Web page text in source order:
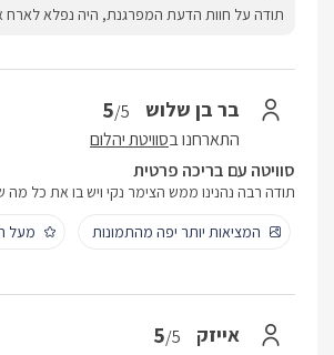
תודה על חוות הדעת המפרגנת, היה נפלא לארח
בר בן שלוש 5/5
התארחנו בסוויטת יהלום
סוויטה עם בריכה פרטית
תודה רבה נהנינו ממש הצימר נקי ויש בו את כל מה
המציאות יותר יפה מהתמונות
מעל
אייזק 5/5